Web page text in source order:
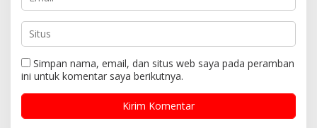
Simpan nama, email, dan situs web saya pada peramban
ini untuk komentar saya berikutnya.